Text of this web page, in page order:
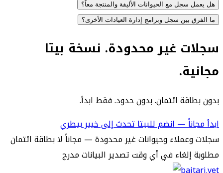
هل يعمل سجل مع الحيوانات الأليفة والمنتجة معاً؟
ما الفرق بين سجل وبرامج إدارة العيادات الأخرى؟
سجلات غير محدودة. نسخة بيتا
مجانية.
بدون بطاقة ائتمان. بدون حدود. فقط ابدأ.
ابدأ مجاناً — انضم للبيتاتحدث إلى خبير بيطري
سجلات وعملاء وحيوانات غير محدودة — مجاناًلا بطاقة ائتمان
مطلوبةإلغاء في أي وقتتصدير البيانات مدرج